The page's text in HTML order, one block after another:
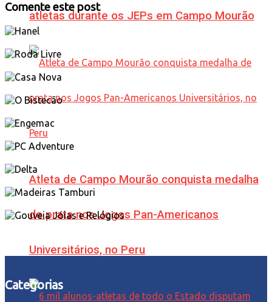
atletas durante os JEPs em Campo Mourão
Atleta de Campo Mourão conquista medalha
de prata nos Jogos Pan-Americanos
Universitários, no Peru
Comente este post
Categorias